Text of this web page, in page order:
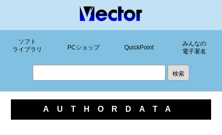
ソフト
ライブラリ
PCショップ QuickPoint
みんなの
電子署名
AUTHORDATA